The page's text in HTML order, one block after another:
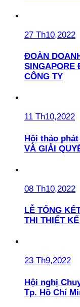
27 Th10,2022
ĐOÀN
SINGAPORE
CÔNG TY
11 Th10,2022
Hội thảo
VÀ GIẢI
08 Th10,2022
LỄ TỔNG
THI THIẾT
23 Th9,2022
Hội nghị
Tp. Hồ Chí